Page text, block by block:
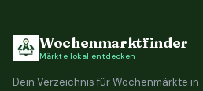
Wochenmarktfinder
Märkte lokal entdecken
Dein Verzeichnis für Wochenmärkte in